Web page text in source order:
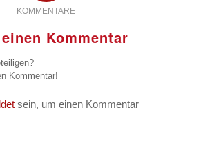
KOMMENTARE
Kommentar
Kommentar!
sein, um einen Kommentar